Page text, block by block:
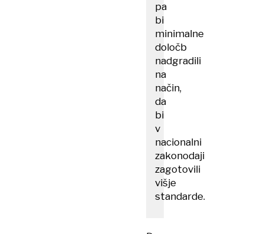
pa
bi
minimalne
določb
nadgradili
na
način,
da
bi
v
nacionalni
zakonodaji
zagotovili
višje
standarde.